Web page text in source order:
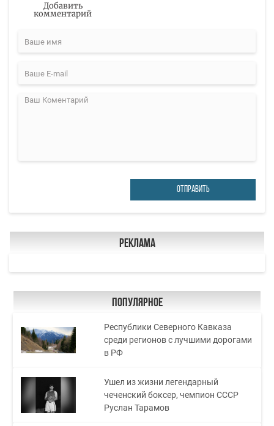
Добавить
комментарий
ОТПРАВИТЬ
Реклама
Популярное
Республики Северного Кавказа
среди регионов с лучшими дорогами
в РФ
Ушел из жизни легендарный
чеченский боксер, чемпион СССР
Руслан Тарамов